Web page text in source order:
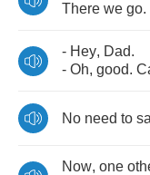
There we go.
- Hey, Dad.
- Oh, good.
No need to
Now, one